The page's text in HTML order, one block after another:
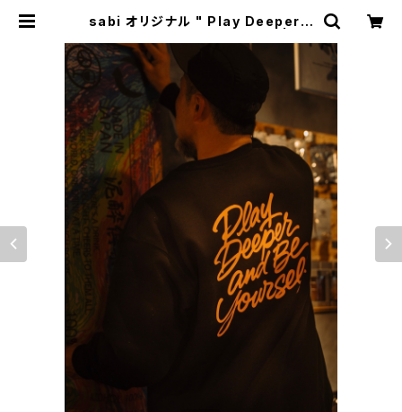
sabi オリジナル " Play Deeper a
tural Life Style sabi